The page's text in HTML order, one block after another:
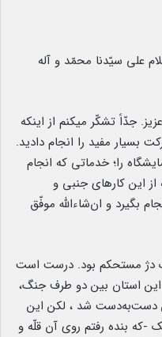
علی سیّدنا محمّد و آله
جدّاً تشکّر میکنم از اینکه
بسیار مفید را انجام دادید.
را؛ خدماتی که انجام
این کارهای جنبی و
بگیرد و ان‌شاءالله موفّق
دژ مستحکم بود. درست است
استان بین دو طرف جنگ،
دست‌به‌دست شد ، لکن این
که بنده رفتم روی آن قلّه و